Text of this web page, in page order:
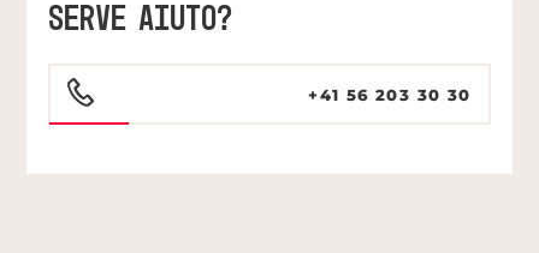
SERVE AIUTO?
+41 56 203 30 30